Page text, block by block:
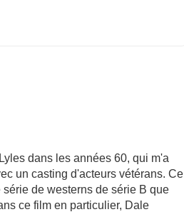
dans les années 60, qui m'a
un casting d'acteurs vétérans. Ce
de westerns de série B que
ce film en particulier, Dale